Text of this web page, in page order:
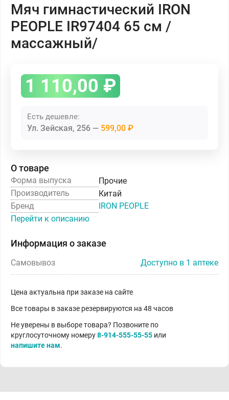
Мяч гимнастический IRON
PEOPLE IR97404 65 см /
массажный/
1 110,00 ₽
Есть дешевле:
Ул. Зейская, 256 599,00 ₽
О товаре
Форма выпуска
Прочие
Производитель
Китай
Бренд
IRON PEOPLE
Перейти к описанию
Информация о заказе
Самовывоз Доступно в 1 аптеке
Цена актуальна при заказе на сайте
Все товары в заказе резервируются на 48 часов
Не уверены в выборе товара? Позвоните по
круглосуточному номеру8-914-555-55-55 или
напишите нам.